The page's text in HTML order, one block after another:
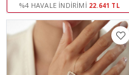
%4 HAVALE İNDIRIMI 22.641 TL